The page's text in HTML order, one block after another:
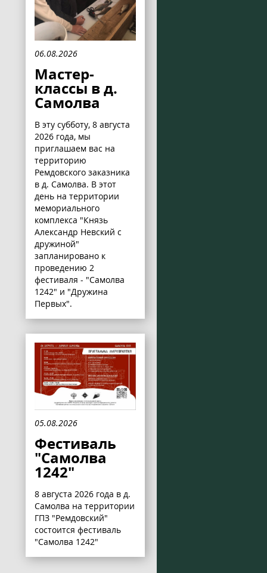
06.08.2026
Мастер-
классы в д.
Самолва
В эту субботу, 8 августа
2026 года, мы
приглашаем вас на
территорию
Ремдовского заказника
в д. Самолва. В этот
день на территории
мемориального
комплекса "Князь
Александр Невский с
дружиной"
запланировано к
проведению 2
фестиваля - "Самолва
1242" и "Дружина
Первых".
05.08.2026
Фестиваль
"Самолва
1242"
8 августа 2026 года в д.
Самолва на территории
ГПЗ "Ремдовский"
состоится фестиваль
"Самолва 1242"